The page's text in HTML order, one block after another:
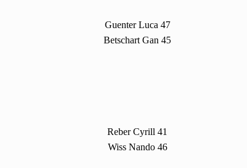
Guenter Luca 47
Betschart Gan 45
Reber Cyrill 41
Wiss Nando 46